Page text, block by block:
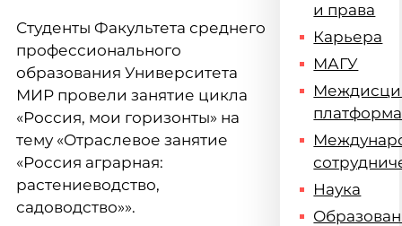
Студенты Факультета среднего
профессионального
образования Университета
МИР провели занятие цикла
«Россия, мои горизонты» на
тему «Отраслевое занятие
«Россия аграрная:
растениеводство,
садоводство»».
и права
Карьера
МАГУ
платформа
Наука